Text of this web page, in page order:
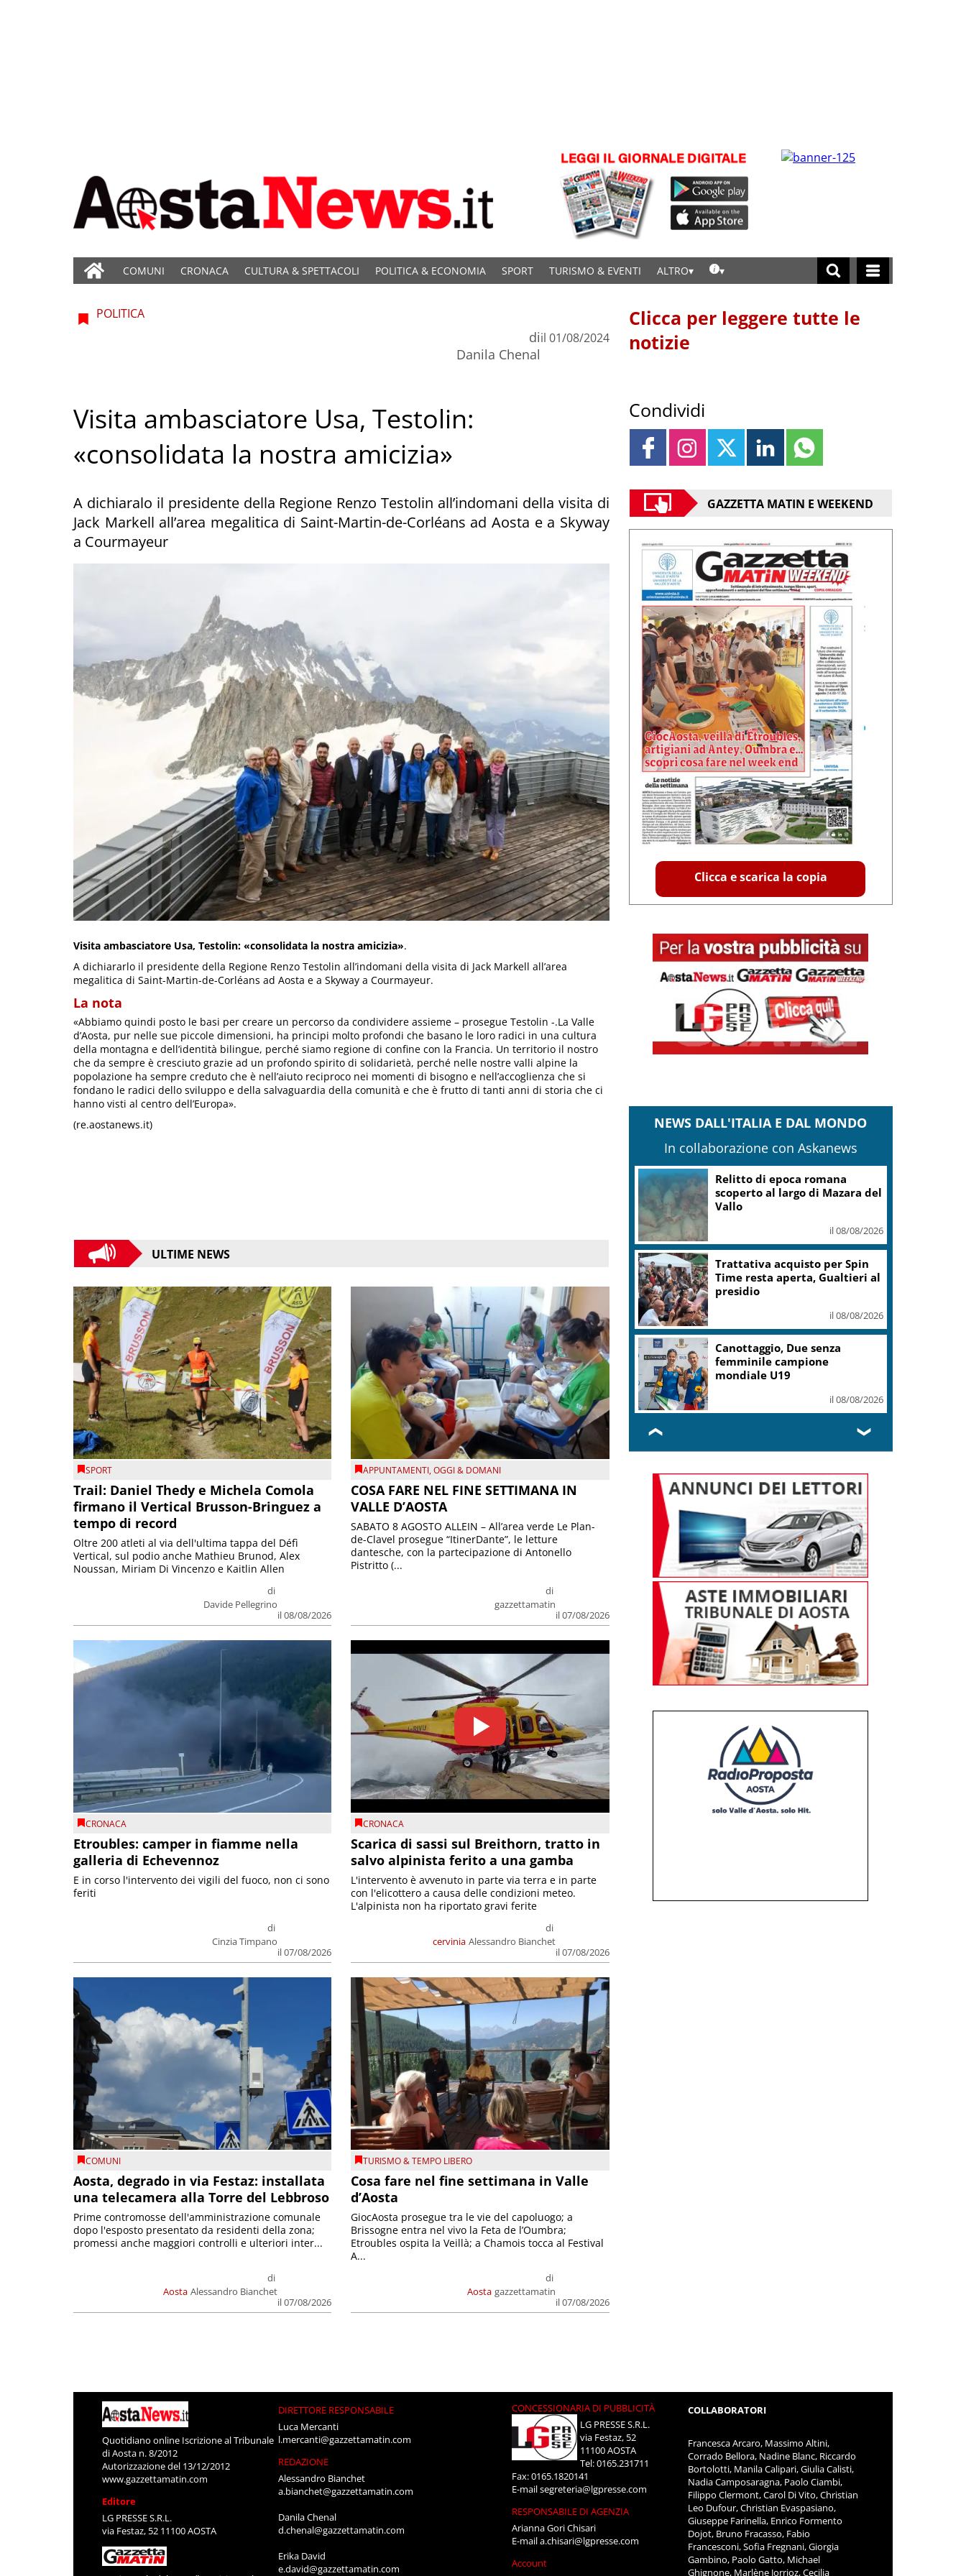
COMUNI CRONACA CULTURA & SPETTACOLI POLITICA & ECONOMIA SPORT TURISMO & EVENTI ALTRO
POLITICA
di
Danila Chenal
il 01/08/2024
Visita ambasciatore Usa, Testolin:
«consolidata la nostra amicizia»
A dichiaralo il presidente della Regione Renzo Testolin all’indomani della visita di
Jack Markell all’area megalitica di Saint-Martin-de-Corléans ad Aosta e a Skyway
a Courmayeur
Visita ambasciatore Usa, Testolin: «consolidata la nostra amicizia».
A dichiararlo il presidente della Regione Renzo Testolin all’indomani della visita di Jack Markell all’area
megalitica di Saint-Martin-de-Corléans ad Aosta e a Skyway a Courmayeur.
La nota
«Abbiamo quindi posto le basi per creare un percorso da condividere assieme – prosegue Testolin -.La Valle
d’Aosta, pur nelle sue piccole dimensioni, ha principi molto profondi che basano le loro radici in una cultura
della montagna e dell’identità bilingue, perché siamo regione di confine con la Francia. Un territorio il nostro
che da sempre è cresciuto grazie ad un profondo spirito di solidarietà, perché nelle nostre valli alpine la
popolazione ha sempre creduto che è nell’aiuto reciproco nei momenti di bisogno e nell’accoglienza che si
fondano le radici dello sviluppo e della salvaguardia della comunità e che è frutto di tanti anni di storia che ci
hanno visti al centro dell’Europa».
(re.aostanews.it)
ULTIME NEWS
SPORT
Trail: Daniel Thedy e Michela Comola
firmano il Vertical Brusson-Bringuez a
tempo di record
di
Davide Pellegrino
il 08/08/2026
Oltre 200 atleti al via dell'ultima tappa del Défì
Vertical, sul podio anche Mathieu Brunod, Alex
Noussan, Miriam Di Vincenzo e Kaitlin Allen
APPUNTAMENTI,OGGI & DOMANI
COSA FARE NEL FINE SETTIMANA IN
VALLE D’AOSTA
di
gazzettamatin
il 07/08/2026
SABATO 8 AGOSTO ALLEIN – All’area verde Le Plan-
de-Clavel prosegue “ItinerDante”, le letture
dantesche, con la partecipazione di Antonello
Pistritto (...
CRONACA
Etroubles: camper in fiamme nella
galleria di Echevennoz
di
Cinzia Timpano
il 07/08/2026
E in corso l'intervento dei vigili del fuoco, non ci sono
feriti
CRONACA
Scarica di sassi sul Breithorn, tratto in
salvo alpinista ferito a una gamba
cervinia
di
Alessandro Bianchet
il 07/08/2026
L'intervento è avvenuto in parte via terra e in parte
con l'elicottero a causa delle condizioni meteo.
L'alpinista non ha riportato gravi ferite
COMUNI
Aosta, degrado in via Festaz: installata
una telecamera alla Torre del Lebbroso
Aosta
di
Alessandro Bianchet
il 07/08/2026
Prime contromosse dell'amministrazione comunale
dopo l'esposto presentato da residenti della zona;
promessi anche maggiori controlli e ulteriori inter...
TURISMO & TEMPO LIBERO
Cosa fare nel fine settimana in Valle
d’Aosta
Aosta
di
gazzettamatin
il 07/08/2026
GiocAosta prosegue tra le vie del capoluogo; a
Brissogne entra nel vivo la Feta de l’Oumbra;
Etroubles ospita la Veillà; a Chamois tocca al Festival
A...
Clicca per leggere tutte le
notizie
Condividi
GAZZETTA MATIN E WEEKEND
Clicca e scarica la copia
NEWS DALL'ITALIA E DAL MONDO
In collaborazione con Askanews
Relitto di epoca romana
scoperto al largo di Mazara del
Vallo
il 08/08/2026
Trattativa acquisto per Spin
Time resta aperta, Gualtieri al
presidio
il 08/08/2026
Canottaggio, Due senza
femminile campione
mondiale U19
il 08/08/2026
❮ ❯
Quotidiano online Iscrizione al Tribunale
di Aosta n. 8/2012
Autorizzazione del 13/12/2012
www.gazzettamatin.com
Editore
LG PRESSE S.R.L.
via Festaz, 52 11100 AOSTA
DIRETTORE RESPONSABILE
Luca Mercanti
l.mercanti@gazzettamatin.com
REDAZIONE
Alessandro Bianchet
a.bianchet@gazzettamatin.com
Danila Chenal
d.chenal@gazzettamatin.com
Erika David
e.david@gazzettamatin.com
CONCESSIONARIA DI PUBBLICITÀ
LG PRESSE S.R.L.
via Festaz, 52
11100 AOSTA
Tel: 0165.231711
Fax: 0165.1820141
E-mailsegreteria@lgpresse.com
RESPONSABILE DI AGENZIA
Arianna Gori Chisari
E-maila.chisari@lgpresse.com
Account
COLLABORATORI
Francesca Arcaro, Massimo Altini,
Corrado Bellora, Nadine Blanc, Riccardo
Bortolotti, Manila Calipari, Giulia Calisti,
Nadia Camposaragna, Paolo Ciambi,
Filippo Clermont, Carol Di Vito, Christian
Leo Dufour, Christian Evaspasiano,
Giuseppe Farinella, Enrico Formento
Dojot, Bruno Fracasso, Fabio
Francesconi, Sofia Fregnani, Giorgia
Gambino, Paolo Gatto, Michael
Ghignone, Marlène Jorrioz, Cecilia